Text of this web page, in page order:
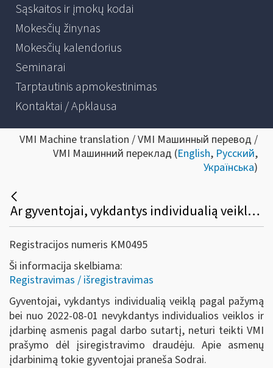
Sąskaitos ir įmokų kodai
Mokesčių žinynas
Mokesčių kalendorius
Seminarai
Tarptautinis apmokestinimas
Kontaktai / Apklausa
VMI Machine translation / VMI Машинный перевод /
VMI Машинний переклад (English, Русский,
Українська)
Ar gyventojai, vykdantys individualią veiklą pagal pažymą bei nevykdantys individualios veiklos ir įdarbinę asmenis pagal darbo sutartį, turi teikti VMI prašymą dėl įsiregistravimo draudėju?
Registracijos numeris KM0495
Ši informacija skelbiama:
Registravimas / išregistravimas
Gyventojai, vykdantys individualią veiklą pagal pažymą
bei nuo 2022-08-01 nevykdantys individualios veiklos ir
įdarbinę asmenis pagal darbo sutartį, neturi teikti VMI
prašymo dėl įsiregistravimo draudėju. Apie asmenų
įdarbinimą tokie gyventojai praneša Sodrai.